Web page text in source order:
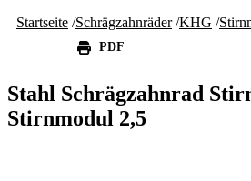
Startseite /Schrägzahnräder/KHG /
PDF
Stahl Schrägzahnrad
Stirnmodul 2,5